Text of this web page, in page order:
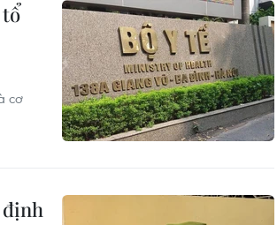
cơ
định